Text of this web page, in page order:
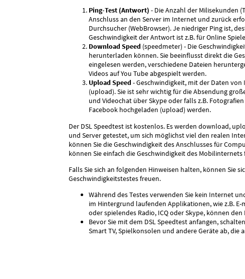
Ping-Test (Antwort) - Die Anzahl der Milisekunden
Anschluss an den Server im Internet und zurück
Durchsucher (WebBrowser). Je niedriger Ping ist,
Geschwindigkeit der Antwort ist z.B. für Online
Download Speed (speedmeter) - Die
herunterladen können. Sie beeinflusst direkt die
eingelesen werden, verschiedene Dateien
Videos auf You Tube abgespielt werden.
Upload Speed- Geschwindigkeit, mit der Daten
(upload). Sie ist sehr wichtig für die Absendung
und Videochat über Skype oder falls z.B.
Facebook hochgeladen (upload) werden.
Der DSL Speedtest ist kostenlos. Es werden download,
und Server getestet, um sich möglichst viel den realen
können Sie die Geschwindigkeit des Anschlusses für
können Sie einfach die Geschwindigkeit des
Falls Sie sich an folgenden Hinweisen halten, können Sie
Geschwindigkeitstestes freuen.
Während des Testes verwenden Sie kein Internet
im Hintergrund laufenden Applikationen, wie z.B.
oder spielendes Radio, ICQ oder Skype, können
Bevor Sie mit dem DSL Speedtest anfangen,
Smart TV, Spielkonsolen und andere Geräte ab, die